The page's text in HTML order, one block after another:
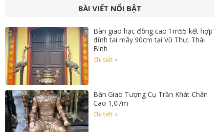
BÀI VIẾT NỔI BẬT
Bàn giao hạc đồng cao 1m55 kết hợp
đỉnh tai mây 90cm tại Vũ Thư, Thái
Bình
Chi tiết »
Bàn Giao Tượng Cụ Trần Khát Chân
Cao 1,07m
Chi tiết »